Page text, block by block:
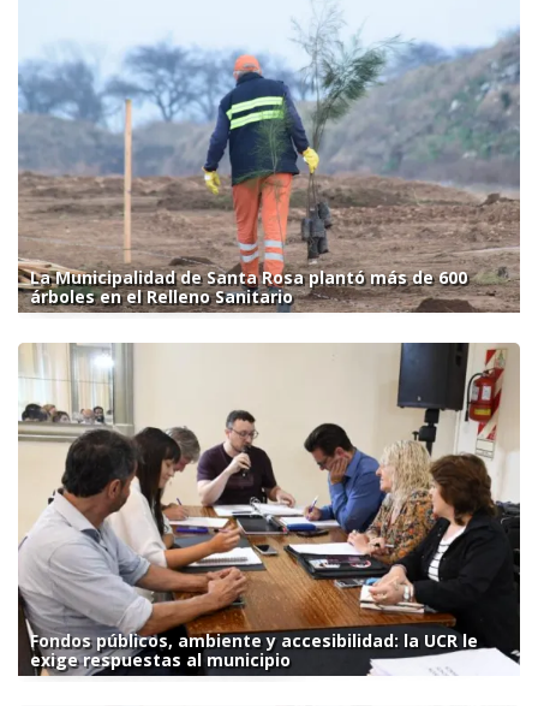
La Municipalidad de Santa Rosa plantó más de 600
árboles en el Relleno Sanitario
Fondos públicos, ambiente y accesibilidad: la UCR le
exige respuestas al municipio